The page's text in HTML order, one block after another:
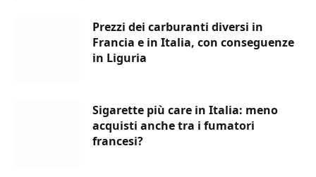
Prezzi dei carburanti diversi in
Francia e in Italia, con conseguenze
in Liguria
Sigarette più care in Italia: meno
acquisti anche tra i fumatori
francesi?